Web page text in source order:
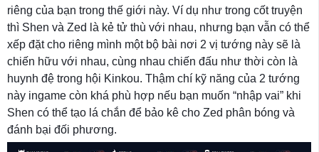
riêng của bạn trong thế giới này. Ví dụ như trong cốt truyện
thì Shen và Zed là kẻ tử thù với nhau, nhưng bạn vẫn có thể
xếp đặt cho riêng mình một bộ bài nơi 2 vị tướng này sẽ là
chiến hữu với nhau, cùng nhau chiến đấu như thời còn là
huynh đệ trong hội Kinkou. Thậm chí kỹ năng của 2 tướng
này ingame còn khá phù hợp nếu bạn muốn “nhập vai” khi
Shen có thể tạo lá chắn để bảo kê cho Zed phân bóng và
đánh bại đối phương.